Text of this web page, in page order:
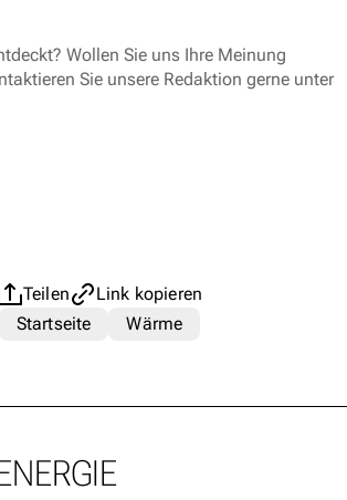
Wollen Sie uns Ihre Meinung
Sie unsere Redaktion gerne unter
Teilen
Link kopieren
Startseite
Wärme